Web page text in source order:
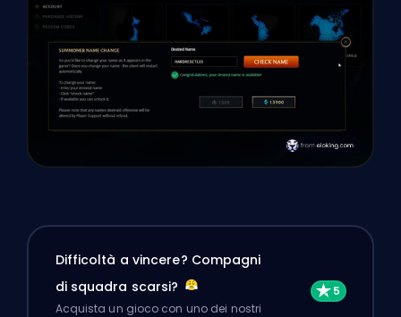
Difficoltà a vincere? Compagni
di squadra scarsi?
Acquista un gioco con uno dei nostri